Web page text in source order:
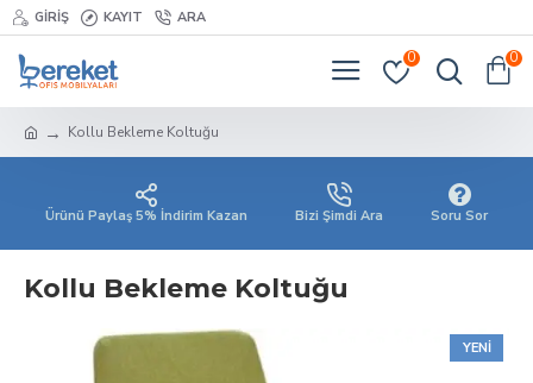
GIRIŞ KAYIT ARA
0 0
Kollu Bekleme Koltuğu
Ürünü Paylaş 5% İndirim Kazan Bizi Şimdi Ara Soru Sor
Kollu Bekleme Koltuğu
YENI